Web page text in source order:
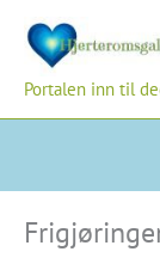
innholdet
Portalen inn til